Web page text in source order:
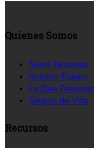
Quienes Somos
Sobre Nosotros
Nuestro Equipo
Lo Que Creemos
Grupos de Vida
Recursos